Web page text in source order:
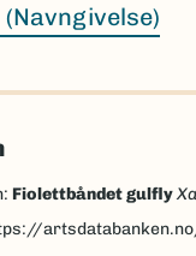
(Navngivelse)
Fiolettbåndet gulfly